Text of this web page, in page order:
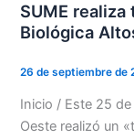
SUME
Biológica
26 de septiembre de
Inicio / Este 25
Oeste realizó un